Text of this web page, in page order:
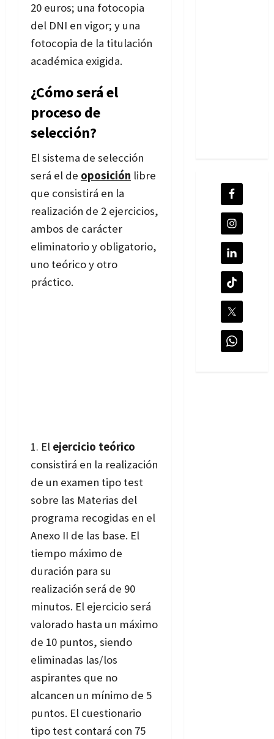
20 euros; una fotocopia
del DNI en vigor; y una
fotocopia de la titulación
académica exigida.
¿Cómo será el
proceso de
selección?
El sistema de selección
será el de oposición libre
que consistirá en la
realización de 2 ejercicios,
ambos de carácter
eliminatorio y obligatorio,
uno teórico y otro
práctico.
El ejercicio teórico
consistirá en la realización
de un examen tipo test
sobre las Materias del
programa recogidas en el
Anexo II de las base. El
tiempo máximo de
duración para su
realización será de 90
minutos. El ejercicio será
valorado hasta un máximo
de 10 puntos, siendo
eliminadas las/los
aspirantes que no
alcancen un mínimo de 5
puntos. El cuestionario
tipo test contará con 75